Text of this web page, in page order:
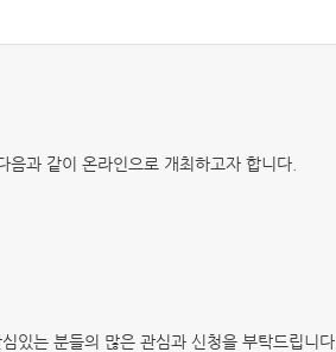
과 같이 온라인으로 개최하고자 합니다.
있는 분들의 많은 관심과 신청을 부탁드립니다.